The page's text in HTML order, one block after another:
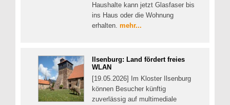
Haushalte kann jetzt Glasfaser bis
ins Haus oder die Wohnung
erhalten. mehr...
Ilsenburg: Land fördert freies
WLAN
[19.05.2026] Im Kloster Ilsenburg
können Besucher künftig
zuverlässig auf multimediale